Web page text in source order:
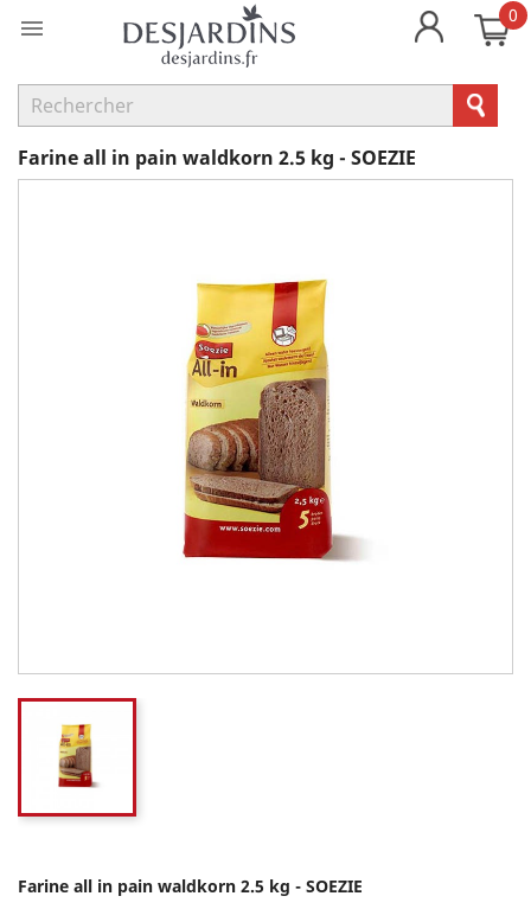
 0
Farine all in pain waldkorn 2.5 kg - SOEZIE
Farine all in pain waldkorn 2.5 kg - SOEZIE